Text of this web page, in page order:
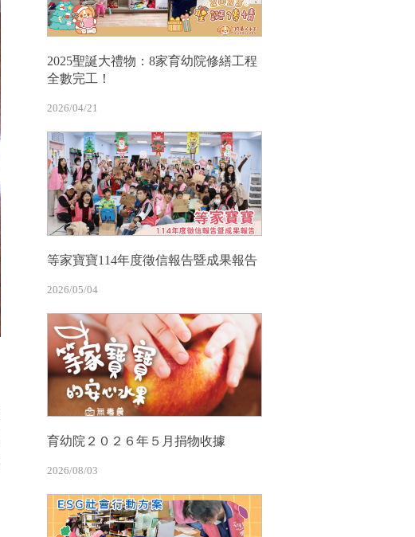
2025聖誕大禮物：8家育幼院修繕工程
全數完工！
2026/04/21
等家寶寶114年度徵信報告暨成果報告
2026/05/04
育幼院２０２６年５月捐物收據
2026/08/03